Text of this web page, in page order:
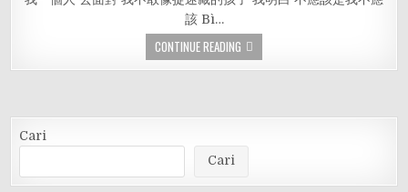
該 Bì…
CONTINUE READING
Cari
Cari